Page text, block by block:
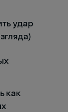
удар
как